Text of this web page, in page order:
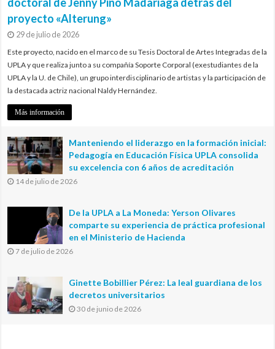
proyecto «Alterung»
29 de julio de 2026
Este proyecto, nacido en el marco de su Tesis Doctoral de Artes Integradas de la
UPLA y que realiza junto a su compañía Soporte Corporal (exestudiantes de la
UPLA y la U. de Chile), un grupo interdisciplinario de artistas y la participación de
la destacada actriz nacional Naldy Hernández.
Más información
Manteniendo el liderazgo en la formación inicial:
Pedagogía en Educación Física UPLA consolida
su excelencia con 6 años de acreditación
14 de julio de 2026
De la UPLA a La Moneda: Yerson Olivares
comparte su experiencia de práctica profesional
en el Ministerio de Hacienda
7 de julio de 2026
Ginette Bobillier Pérez: La leal guardiana de los
decretos universitarios
30 de junio de 2026